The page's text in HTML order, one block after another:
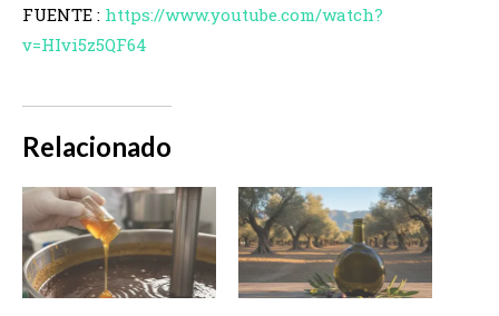
FUENTE : https://www.youtube.com/watch?
v=HIvi5z5QF64
Relacionado